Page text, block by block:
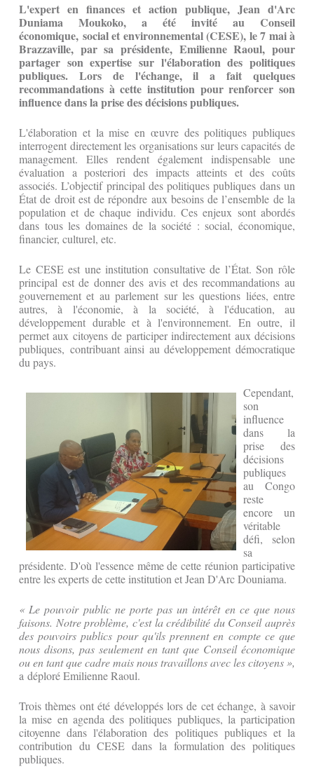
L'expert en finances et action publique, Jean d'Arc
Duniama Moukoko, a été invité au Conseil
économique, social et environnemental (CESE), le 7 mai à
Brazzaville, par sa présidente, Emilienne Raoul, pour
partager son expertise sur l'élaboration des politiques
publiques. Lors de l'échange, il a fait quelques
recommandations à cette institution pour renforcer son
influence dans la prise des décisions publiques.
L'élaboration et la mise en œuvre des politiques publiques
interrogent directement les organisations sur leurs capacités de
management. Elles rendent également indispensable une
évaluation a posteriori des impacts atteints et des coûts
associés. L’objectif principal des politiques publiques dans un
État de droit est de répondre aux besoins de l’ensemble de la
population et de chaque individu. Ces enjeux sont abordés
dans tous les domaines de la société : social, économique,
financier, culturel, etc.
Le CESE est une institution consultative de l’État. Son rôle
principal est de donner des avis et des recommandations au
gouvernement et au parlement sur les questions liées, entre
autres, à l'économie, à la société, à l'éducation, au
développement durable et à l'environnement. En outre, il
permet aux citoyens de participer indirectement aux décisions
publiques, contribuant ainsi au développement démocratique
du pays.‎
Cependant,
son
influence
dans la
prise des
décisions
publiques
au Congo
reste
encore un
véritable
défi, selon
sa
présidente. D'où l'essence même de cette réunion participative
entre les experts de cette institution et Jean D'Arc Douniama.
‎« Le pouvoir public ne porte pas un intérêt en ce que nous
faisons. Notre problème, c'est la crédibilité du Conseil auprès
des pouvoirs publics pour qu'ils prennent en compte ce que
nous disons, pas seulement en tant que Conseil économique
ou en tant que cadre mais nous travaillons avec les citoyens »,
a déploré Emilienne Raoul.
‎‎Trois thèmes ont été développés lors de cet échange, à savoir
la mise en agenda des politiques publiques, la participation
citoyenne dans l'élaboration des politiques publiques et la
contribution du CESE dans la formulation des politiques
publiques.